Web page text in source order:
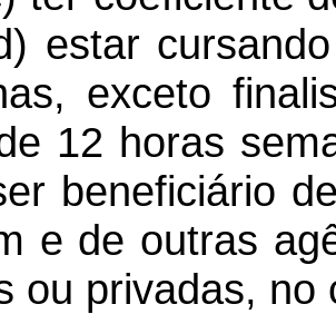
estar
exceto
12 horas
beneficiário
e de outras
ou privadas,